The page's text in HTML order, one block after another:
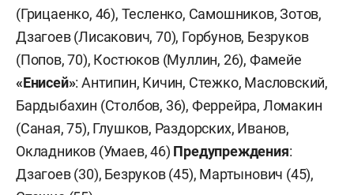
(Грицаенко, 46), Тесленко, Самошников, Зотов,
Дзагоев (Лисакович, 70), Горбунов, Безруков
(Попов, 70), Костюков (Муллин, 26), Фамейе
«Енисей»: Антипин, Кичин, Стежко, Масловский,
Бардыбахин (Столбов, 36), Феррейра, Ломакин
(Саная, 75), Глушков, Раздорских, Иванов,
Окладников (Умаев, 46) Предупреждения:
Дзагоев (30), Безруков (45), Мартынович (45),